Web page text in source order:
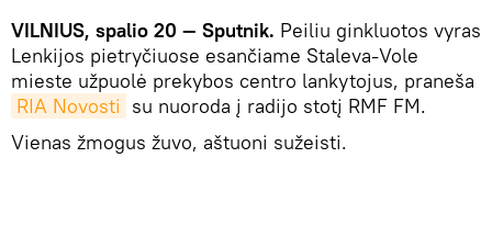
VILNIUS, spalio 20 — Sputnik. Peiliu ginkluotos vyras
Lenkijos pietryčiuose esančiame Staleva-Vole
mieste užpuolė prekybos centro lankytojus, praneša
RIA Novosti su nuoroda į radijo stotį RMF FM.
Vienas žmogus žuvo, aštuoni sužeisti.